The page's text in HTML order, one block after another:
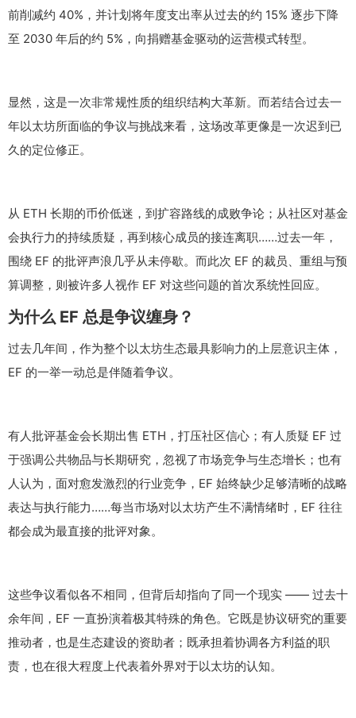
前削减约 40%，并计划将年度支出率从过去的约 15% 逐步下降
至 2030 年后的约 5%，向捐赠基金驱动的运营模式转型。
显然，这是一次非常规性质的组织结构大革新。而若结合过去一
年以太坊所面临的争议与挑战来看，这场改革更像是一次迟到已
久的定位修正。
从 ETH 长期的币价低迷，到扩容路线的成败争论；从社区对基金
会执行力的持续质疑，再到核心成员的接连离职……过去一年，
围绕 EF 的批评声浪几乎从未停歇。而此次 EF 的裁员、重组与预
算调整，则被许多人视作 EF 对这些问题的首次系统性回应。
为什么 EF 总是争议缠身？
过去几年间，作为整个以太坊生态最具影响力的上层意识主体，
EF 的一举一动总是伴随着争议。
有人批评基金会长期出售 ETH，打压社区信心；有人质疑 EF 过
于强调公共物品与长期研究，忽视了市场竞争与生态增长；也有
人认为，面对愈发激烈的行业竞争，EF 始终缺少足够清晰的战略
表达与执行能力……每当市场对以太坊产生不满情绪时，EF 往往
都会成为最直接的批评对象。
这些争议看似各不相同，但背后却指向了同一个现实 —— 过去十
余年间，EF 一直扮演着极其特殊的角色。它既是协议研究的重要
推动者，也是生态建设的资助者；既承担着协调各方利益的职
责，也在很大程度上代表着外界对于以太坊的认知。